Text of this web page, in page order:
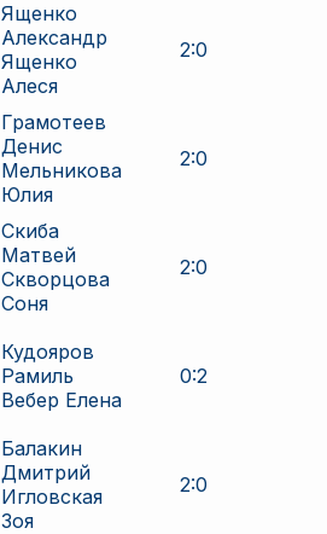
Ященко
Александр
Ященко
Алеся
2:0
Грамотеев
Денис
Мельникова
Юлия
2:0
Скиба
Матвей
Скворцова
Соня
2:0
Кудояров
Рамиль
Вебер Елена
0:2
Балакин
Дмитрий
Игловская
Зоя
2:0